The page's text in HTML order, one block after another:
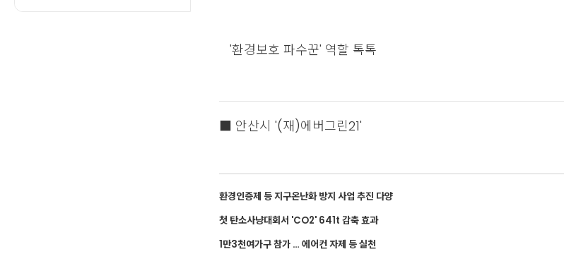
'환경보호 파수꾼' 역할 톡톡
■ 안산시 '(재)에버그린21'
환경인증제 등 지구온난화 방지 사업 추진 다양
첫 탄소사냥대회서 'CO2' 641t 감축 효과
1만3천여가구 참가 … 에어컨 자제 등 실천